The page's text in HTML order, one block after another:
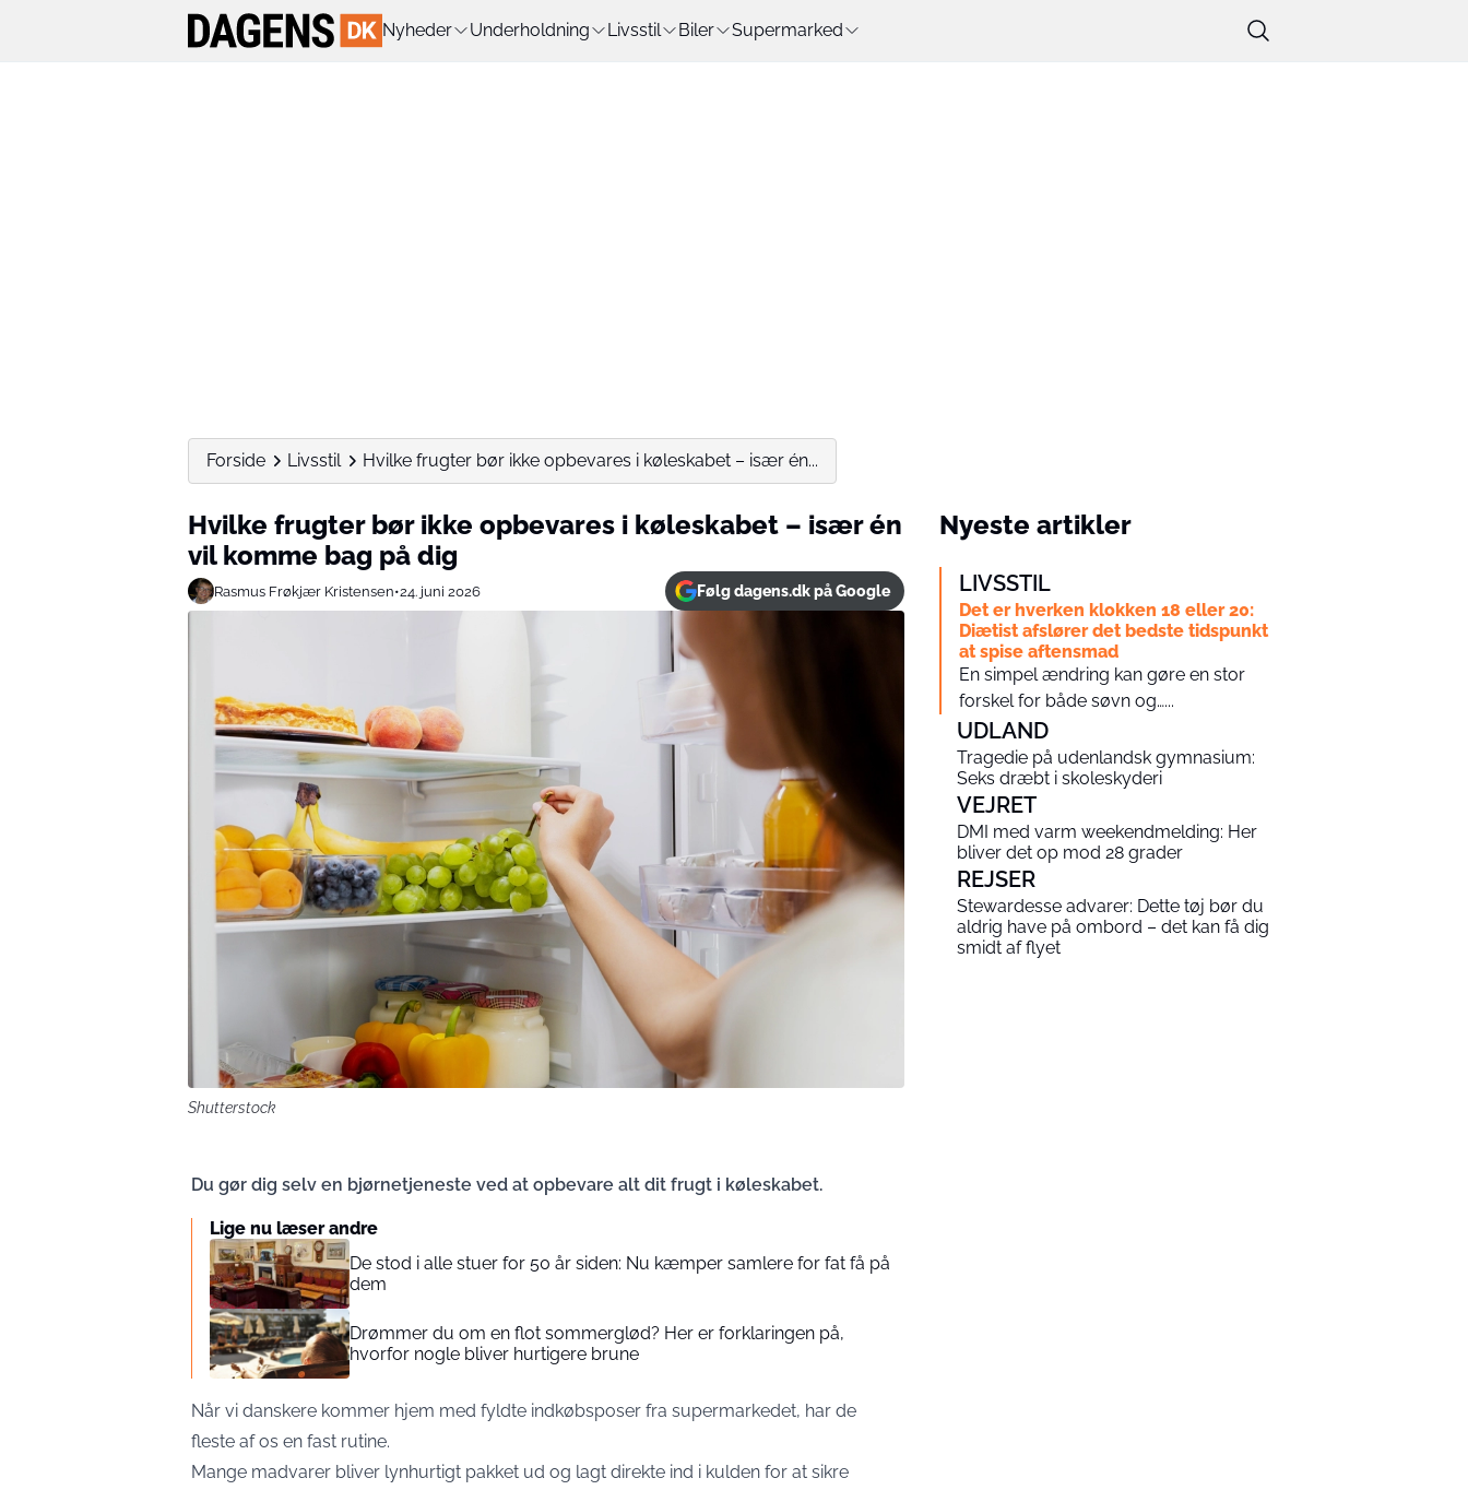
Nyheder Underholdning Livsstil Biler Supermarked
Forside Livsstil Hvilke frugter bør ikke opbevares i køleskabet – især én...
Hvilke frugter bør ikke opbevares i køleskabet – især én
vil komme bag på dig
Rasmus Frøkjær Kristensen•24. juni 2026 Følg dagens.dk på Google
Shutterstock
Du gør dig selv en bjørnetjeneste ved at opbevare alt dit frugt i køleskabet.
Lige nu læser andre
De stod i alle stuer for 50 år siden: Nu kæmper samlere for fat få på
dem
Drømmer du om en flot sommerglød? Her er forklaringen på,
hvorfor nogle bliver hurtigere brune
Når vi danskere kommer hjem med fyldte indkøbsposer fra supermarkedet, har de
fleste af os en fast rutine.
Mange madvarer bliver lynhurtigt pakket ud og lagt direkte ind i kulden for at sikre
Nyeste artikler
LIVSSTIL
Det er hverken klokken 18 eller 20:
Diætist afslører det bedste tidspunkt
at spise aftensmad
En simpel ændring kan gøre en stor
forskel for både søvn og…...
UDLAND
Tragedie på udenlandsk gymnasium:
Seks dræbt i skoleskyderi
VEJRET
DMI med varm weekendmelding: Her
bliver det op mod 28 grader
REJSER
Stewardesse advarer: Dette tøj bør du
aldrig have på ombord – det kan få dig
smidt af flyet